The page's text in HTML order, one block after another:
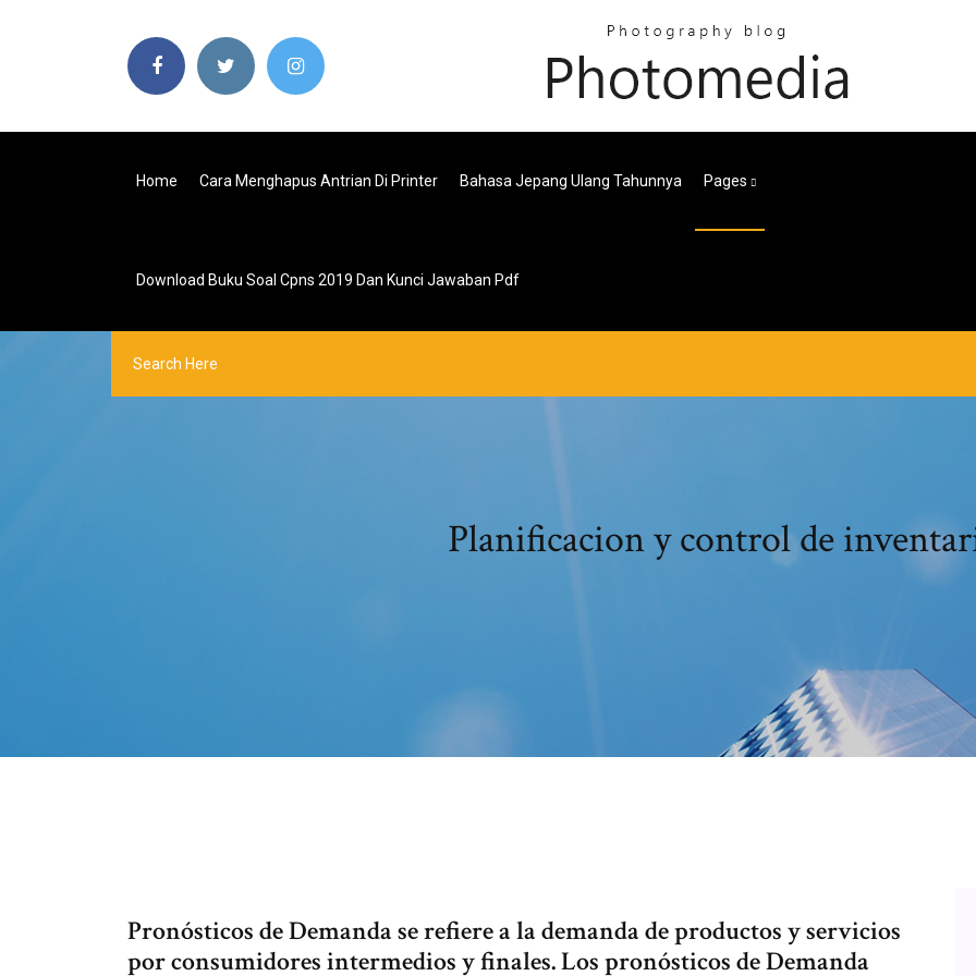
Home Cara Menghapus Antrian Di Printer Bahasa Jepang Ulang Tahunnya Pages
Download Buku Soal Cpns 2019 Dan Kunci Jawaban Pdf
Planificacion y control de
Pronósticos de Demanda se refiere a la demanda de productos y servicios
por consumidores intermedios y finales. Los pronósticos de Demanda